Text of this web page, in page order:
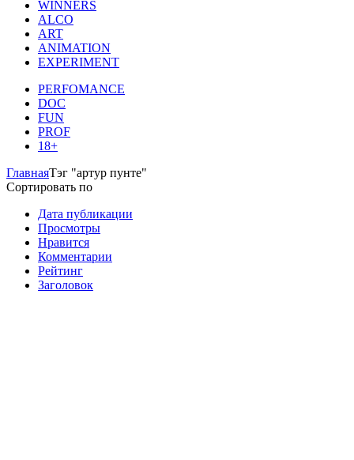
WINNERS
ALCO
ART
ANIMATION
EXPERIMENT
PERFOMANCE
DOC
FUN
PROF
18+
ГлавнаяТэг "артур пунте"
Сортировать по
Дата публикации
Просмотры
Нравится
Комментарии
Рейтинг
Заголовок